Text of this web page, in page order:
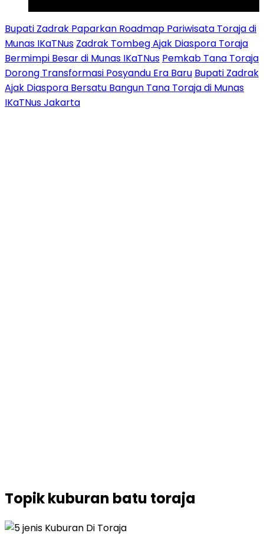
Bupati Zadrak Paparkan Roadmap Pariwisata Toraja di
Munas IKaTNus Zadrak Tombeg Ajak Diaspora Toraja
Bermimpi Besar di Munas IKaTNus Pemkab Tana Toraja
Dorong Transformasi Posyandu Era Baru Bupati Zadrak
Ajak Diaspora Bersatu Bangun Tana Toraja di Munas
IKaTNus Jakarta
Topikkuburan batu toraja